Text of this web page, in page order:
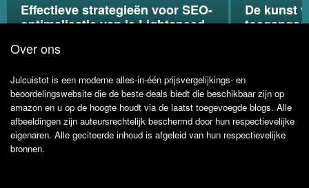
Effectieve strategieën voor SEO-
optimalisatie van je Lightspeed
De kunst
Over ons
Julcuistot is een moderne alles-in-één prijsvergelijkings- en
beoordelingswebsite die de beste deals biedt die beschikbaar zijn op
amazon en u op de hoogte houdt via de laatst toegevoegde blogs. Alle
afbeeldingen zijn auteursrechtelijk beschermd door hun respectievelijke
eigenaren. Alle geciteerde inhoud is afgeleid van hun respectievelijke
bronnen.